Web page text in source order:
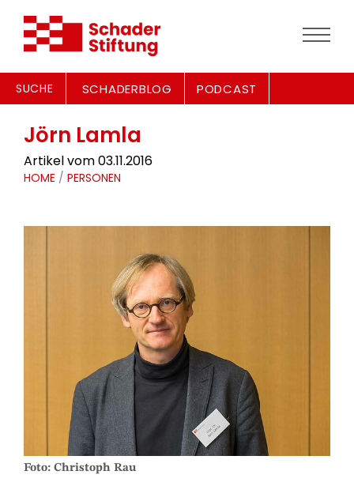
SUCHE SCHADERBLOG PODCAST
Jörn Lamla
Artikel vom 03.11.2016
HOME / PERSONEN
Foto: Christoph Rau